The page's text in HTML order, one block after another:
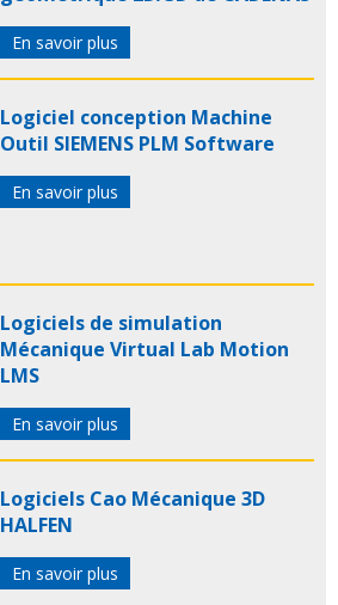
En savoir plus
Logiciel conception Machine
Outil SIEMENS PLM Software
En savoir plus
Logiciels de simulation
Mécanique Virtual Lab Motion
LMS
En savoir plus
Logiciels Cao Mécanique 3D
HALFEN
En savoir plus